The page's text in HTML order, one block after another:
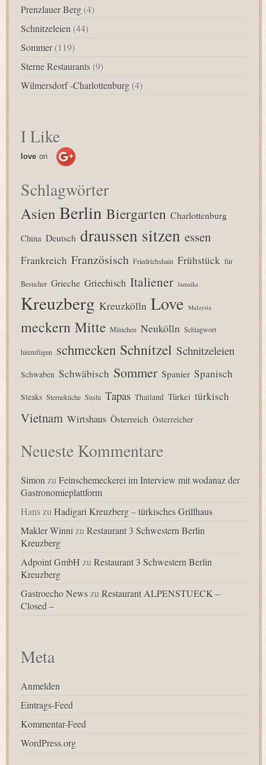
Prenzlauer Berg (4)
Schnitzeleien (44)
Sommer(119)
Sterne Restaurants (9)
Wilmersdorf -Charlottenburg (4)
I Like
love on
Schlagwörter
Asien Berlin Biergarten Charlottenburg
China Deutsch draussen sitzen essen
Frankreich Französisch Friedrichshain Frühstück für
Besucher Grieche Griechisch Italiener Jamaika
Kreuzberg Kreuzkölln Love Malaysia
meckern Mitte München Neukölln Schlagwort
hinzufügen schmecken Schnitzel Schnitzeleien
Schwaben Schwäbisch Sommer Spanier Spanisch
Steaks Sterneküche Sushi Tapas Thailand Türkei türkisch
Vietnam Wirtshaus Österreich Österreicher
Neueste Kommentare
Simon zuFeinschemeckerei im Interview mit wodanaz der
Gastronomieplattform
Hans zuHadigari Kreuzberg – türkisches Grillhaus
Makler Winni zuRestaurant 3 Schwestern Berlin
Kreuzberg
Adpoint GmbH zuRestaurant 3 Schwestern Berlin
Kreuzberg
Gastroecho News zuRestaurant ALPENSTUECK –
Closed –
Meta
Anmelden
Eintrags-Feed
Kommentar-Feed
WordPress.org